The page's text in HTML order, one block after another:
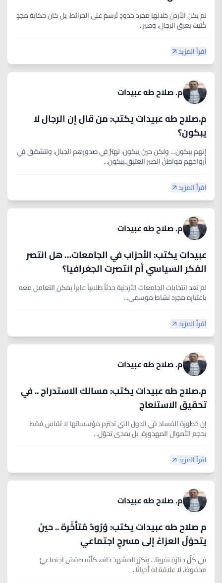
لم يكن الأردن خلالها مجرد حدودٍ تُرسم على الخرائط، بل كان حكاية مجدٍ
كُتبت بعرق الرجال، وصبر...
اقرأ المزيد
م. صلاح طه عبيدات
م.صلاح طه عبيدات يكتب: من قال إن الرجال لا
يبكون؟
إنهم يبكون… ولكن حين يبكون، تهتزُّ في صدورهم الجبال، وتتشقق في
أرواحهم مواطنُ الصبر العتيق.يبكون...
اقرأ المزيد
م. صلاح طه عبيدات
عبيدات يكتب: الأحزاب في الجامعات… هل انتصر
الفكر السياسي أم انتصرت الجغرافيا؟
لم تعد انتخابات الجامعات الأردنية حدثاً طلابياً عابراً يمكن التعامل معه
باعتباره مجرد نشاط موسمي...
اقرأ المزيد
م. صلاح طه عبيدات
م.صلاح طه عبيدات يكتب: مسالك الاستدراج .. في
تحقيق الاستنعاج
إن خطورة الفساد في الدول التي تحترم مؤسساتها لا تقاس فقط
بحجم الأموال المهدورة، بل بمدى تحوّل...
اقرأ المزيد
م. صلاح طه عبيدات
م صلاح طه عبيدات يكتب: وُرُودٌ مُتأخِّرة .. حينَ
يتحوّلُ العزاءُ إلى مسرحٍ اجتماعي
في كلِّ جنازةٍ تقريبًا... يتكرّر المشهدُ ذاته، كأنّه طقسٌ اجتماعيٌّ
محفوظ، لا علاقةَ له أحيانًا...